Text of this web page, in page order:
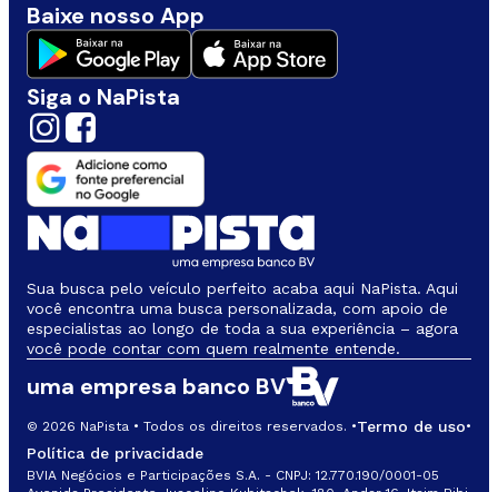
Baixe nosso App
Siga o NaPista
Sua busca pelo veículo perfeito acaba aqui NaPista. Aqui
você encontra uma busca personalizada, com apoio de
especialistas ao longo de toda a sua experiência – agora
você pode contar com quem realmente entende.
© 2026 NaPista • Todos os direitos reservados. •Termo de uso•
Política de privacidade
BVIA Negócios e Participações S.A. - CNPJ: 12.770.190/0001-05
uma empresa banco BV